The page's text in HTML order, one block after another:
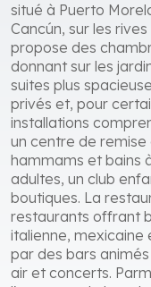
situé à Puerto
Cancún, sur les
propose des
donnant sur les
suites plus
privés et, pour
installations
un centre de
hammams et bains
adultes, un club
boutiques. La
restaurants offrant
italienne,
par des bars
air et concerts.